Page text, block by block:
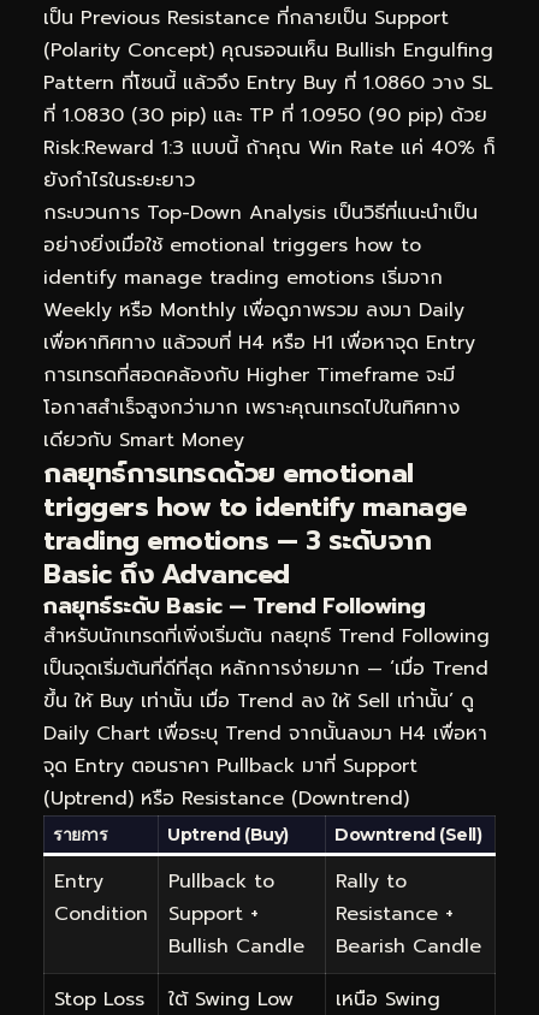
เป็น Previous Resistance ที่กลายเป็น Support
(Polarity Concept) คุณรอจนเห็น Bullish Engulfing
Pattern ที่โซนนี้ แล้วจึง Entry Buy ที่ 1.0860 วาง SL
ที่ 1.0830 (30 pip) และ TP ที่ 1.0950 (90 pip) ด้วย
Risk:Reward 1:3 แบบนี้ ถ้าคุณ Win Rate แค่ 40% ก็
ยังกำไรในระยะยาว
กระบวนการ Top-Down Analysis เป็นวิธีที่แนะนำเป็น
อย่างยิ่งเมื่อใช้ emotional triggers how to
identify manage trading emotions เริ่มจาก
Weekly หรือ Monthly เพื่อดูภาพรวม ลงมา Daily
เพื่อหาทิศทาง แล้วจบที่ H4 หรือ H1 เพื่อหาจุด Entry
การเทรดที่สอดคล้องกับ Higher Timeframe จะมี
โอกาสสำเร็จสูงกว่ามาก เพราะคุณเทรดไปในทิศทาง
เดียวกับ Smart Money
กลยุทธ์การเทรดด้วย emotional
triggers how to identify manage
trading emotions — 3 ระดับจาก
Basic ถึง Advanced
กลยุทธ์ระดับ Basic — Trend Following
สำหรับนักเทรดที่เพิ่งเริ่มต้น กลยุทธ์ Trend Following
เป็นจุดเริ่มต้นที่ดีที่สุด หลักการง่ายมาก — ‘เมื่อ Trend
ขึ้น ให้ Buy เท่านั้น เมื่อ Trend ลง ให้ Sell เท่านั้น’ ดู
Daily Chart เพื่อระบุ Trend จากนั้นลงมา H4 เพื่อหา
จุด Entry ตอนราคา Pullback มาที่ Support
(Uptrend) หรือ Resistance (Downtrend)
รายการ Uptrend (Buy) Downtrend (Sell)
Entry
Condition
Pullback to
Support +
Bullish Candle
Rally to
Resistance +
Bearish Candle
Stop Loss
ใต้ Swing Low
เหนือ Swing